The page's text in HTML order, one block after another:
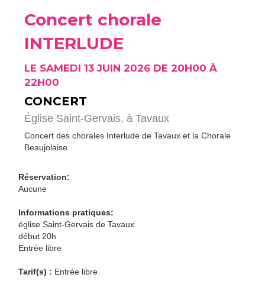
Concert chorale
INTERLUDE
LE SAMEDI 13 JUIN 2026 DE 20H00 À
22H00
CONCERT
Église Saint-Gervais, à Tavaux
Concert des chorales Interlude de Tavaux et la Chorale
Beaujolaise
Réservation:
Aucune
Informations pratiques:
église Saint-Gervais de Tavaux
début 20h
Entrée libre
Tarif(s) : Entrée libre